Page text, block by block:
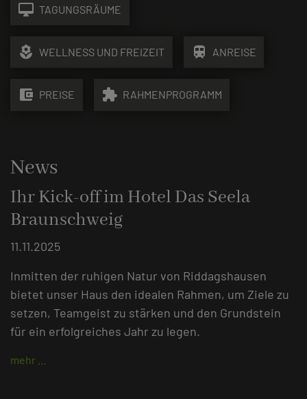
desktop_mac TAGUNGSRÄUME
local_florist WELLNESS UND FREIZEIT train ANREISE
account_balance_wallet PREISE extension RAHMENPROGRAMM
News
Ihr Kick-off im Hotel Das Seela
Braunschweig
11.11.2025
Inmitten der ruhigen Natur von Riddagshausen
bietet unser Haus den idealen Rahmen, um Ziele zu
setzen, Teamgeist zu stärken und den Grundstein
für ein erfolgreiches Jahr zu legen.
mehr …